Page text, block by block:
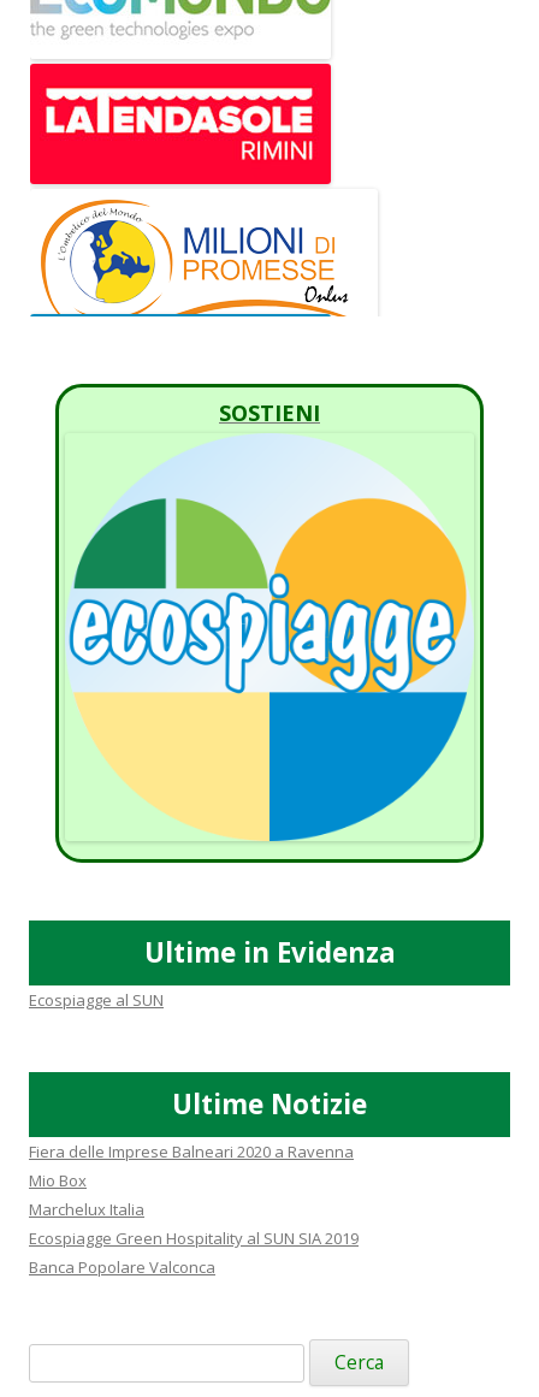
SOSTIENI
Ultime in Evidenza
Ecospiagge al SUN
Ultime Notizie
Fiera delle Imprese Balneari 2020 a Ravenna
Mio Box
Marchelux Italia
Ecospiagge Green Hospitality al SUN SIA 2019
Banca Popolare Valconca
Ricerca
per: